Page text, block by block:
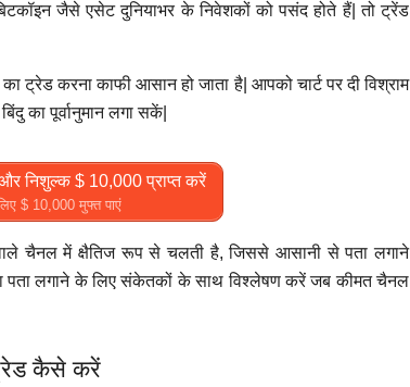
जैसे एसेट दुनियाभर के निवेशकों को पसंद होते हैं| तो ट्रेंड
ट्रेड करना काफी आसान हो जाता है| आपको चार्ट पर दी विश्राम
का पूर्वानुमान लगा सकें|
निशुल्क $ 10,000 प्राप्त करें
$ 10,000 मुफ्त पाएं
चैनल में क्षैतिज रूप से चलती है, जिससे आसानी से पता लगाने
पता लगाने के लिए संकेतकों के साथ विश्लेषण करें जब कीमत चैनल
कैसे करें